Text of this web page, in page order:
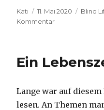
Autor
Kati
Veröffentlicht
am
11. Mai 2020 Blind
Kommentarzu
da
Ein
Lange war auf
lesen. An Themen